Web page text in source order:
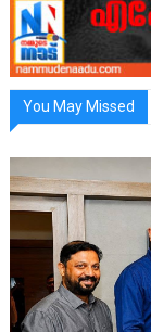
You May Missed